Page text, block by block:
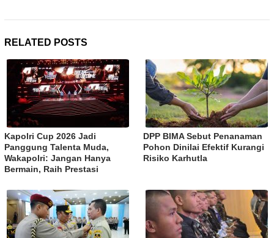
RELATED POSTS
Kapolri Cup 2026 Jadi
Panggung Talenta Muda,
Wakapolri: Jangan Hanya
Bermain, Raih Prestasi
DPP BIMA Sebut Penanaman
Pohon Dinilai Efektif Kurangi
Risiko Karhutla